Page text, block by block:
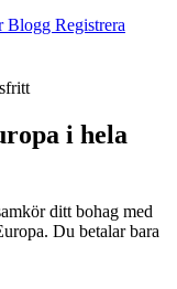
Blogg Registrera
i hela
ditt bohag med
Du betalar bara